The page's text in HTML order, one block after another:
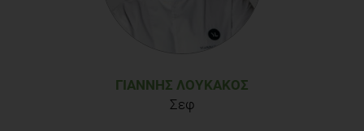
ΓΙΆΝΝΗΣ ΛΟΥΚΆΚΟΣ
Σεφ